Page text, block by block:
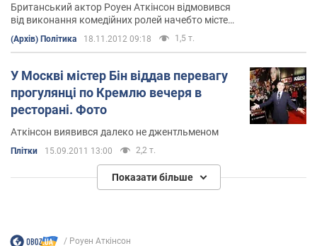
Британський актор Роуен Аткінсон відмовився
від виконання комедійних ролей начебто містера
Біна і агента Джоні Інгліш
(Архів) Політика 18.11.2012 09:18 1,5 т.
У Москві містер Бін віддав перевагу
прогулянці по Кремлю вечеря в
ресторані. Фото
Аткінсон виявився далеко не джентльменом
Плітки 15.09.2011 13:00 2,2 т.
Показати більше
Роуен Аткінсон